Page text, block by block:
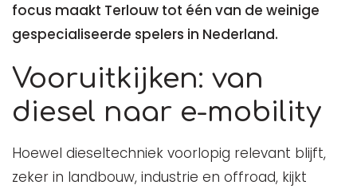
focus maakt Terlouw tot één van de weinige
gespecialiseerde spelers in Nederland.
Vooruitkijken: van
diesel naar e-mobility
Hoewel dieseltechniek voorlopig relevant blijft,
zeker in landbouw, industrie en offroad, kijkt